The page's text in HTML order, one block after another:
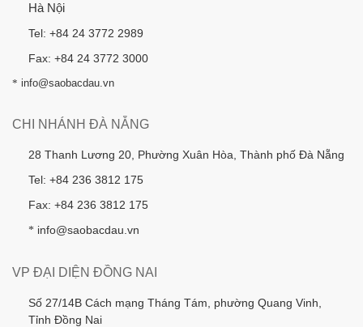
Hà Nội
Tel: +84 24 3772 2989
Fax: +84 24 3772 3000
* info@saobacdau.vn
CHI NHÁNH ĐÀ NẴNG
28 Thanh Lương 20, Phường Xuân Hòa, Thành phố Đà Nẵng
Tel: +84 236 3812 175
Fax: +84 236 3812 175
* info@saobacdau.vn
VP ĐẠI DIỆN ĐỒNG NAI
Số 27/14B Cách mạng Tháng Tám, phường Quang Vinh,
Tỉnh Đồng Nai